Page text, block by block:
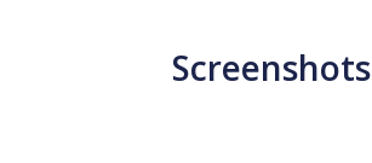
Screenshots